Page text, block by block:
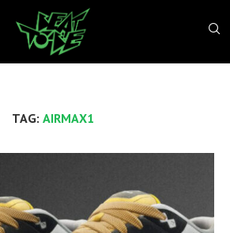
TAG: AIRMAX1